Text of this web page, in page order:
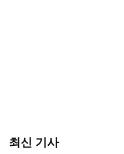
최신 기사